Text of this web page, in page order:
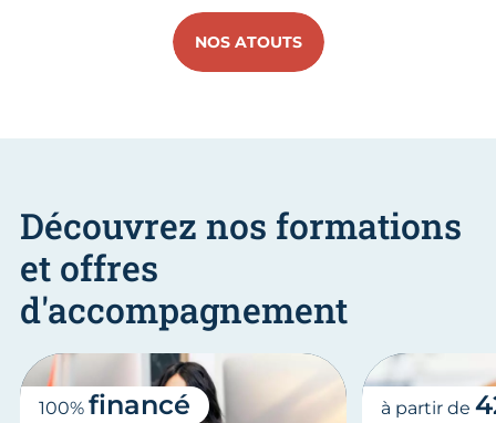
NOS ATOUTS
Découvrez nos formations
et offres
d'accompagnement
100% financé à partir de